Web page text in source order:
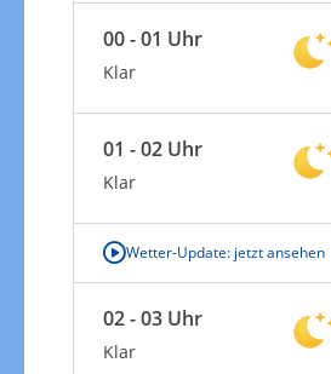
00 - 01 Uhr
Klar
01 - 02 Uhr
Klar
Wetter-Update: jetzt ansehen
02 - 03 Uhr
Klar